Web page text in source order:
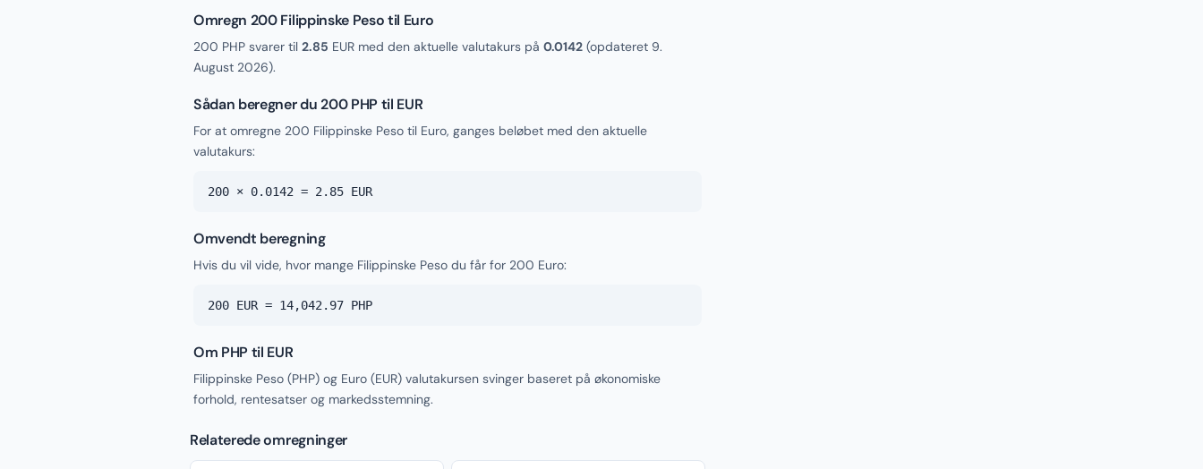
Omregn 200 Filippinske Peso til Euro
200 PHP svarer til 2.85 EUR med den aktuelle valutakurs på 0.0142 (opdateret 9.
August 2026).
Sådan beregner du 200 PHP til EUR
For at omregne 200 Filippinske Peso til Euro, ganges beløbet med den aktuelle
valutakurs:
200 × 0.0142 = 2.85 EUR
Omvendt beregning
Hvis du vil vide, hvor mange Filippinske Peso du får for 200 Euro:
200 EUR = 14,042.97 PHP
Om PHP til EUR
Filippinske Peso (PHP) og Euro (EUR) valutakursen svinger baseret på økonomiske
forhold, rentesatser og markedsstemning.
Relaterede omregninger